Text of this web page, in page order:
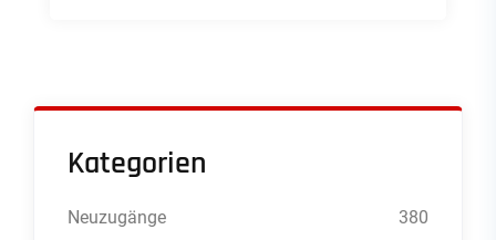
Kategorien
Neuzugänge 380